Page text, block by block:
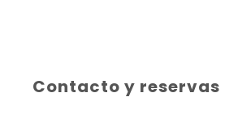
Contacto y reservas